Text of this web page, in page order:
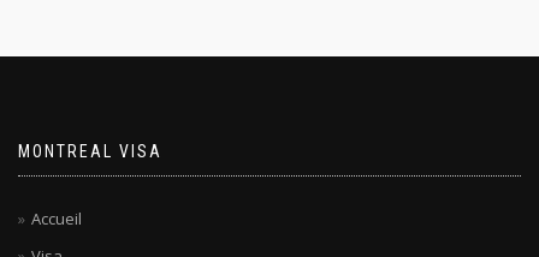
MONTREAL VISA
Accueil